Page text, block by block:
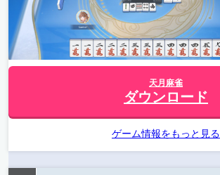
天月麻雀
ダウンロード
ゲーム情報をもっと見る